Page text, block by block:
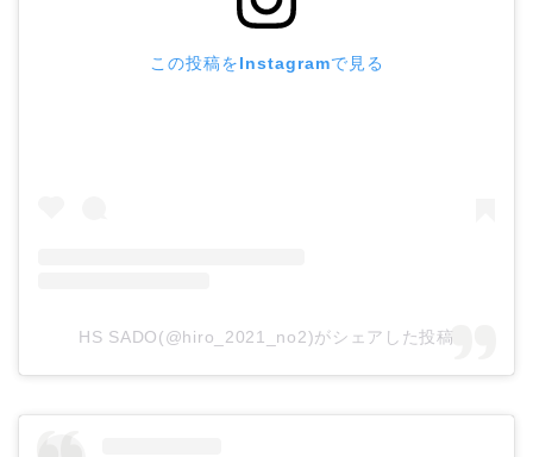
この投稿をInstagramで見る
HS SADO(@hiro_2021_no2)がシェアした投稿